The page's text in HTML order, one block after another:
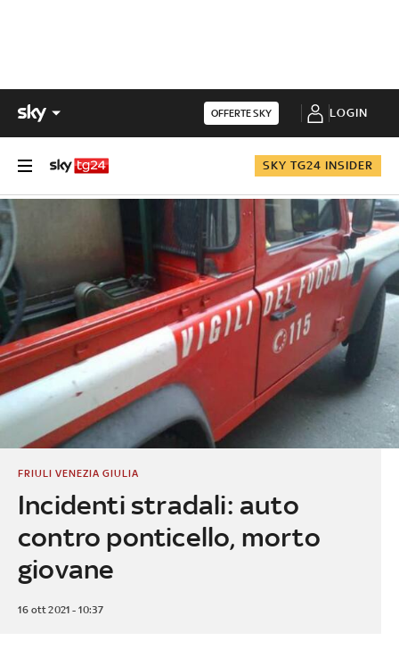
OFFERTE SKY LOGIN
SKY TG24 INSIDER
Incidenti stradali: auto
contro ponticello, morto
giovane
FRIULI VENEZIA GIULIA
16 ott 2021 - 10:37